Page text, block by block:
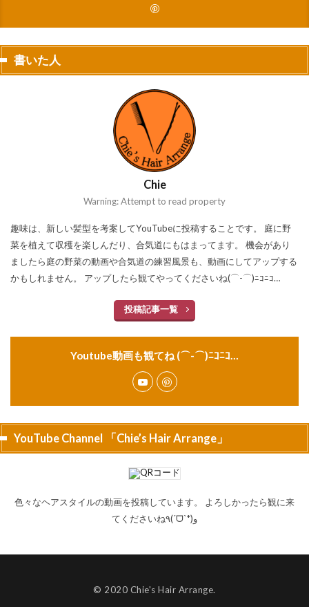
書いた人
Chie
Warning: Attempt to read property
趣味は、新しい髪型を考案してYouTubeに投稿することです。 庭に野
菜を植えて収穫を楽しんだり、合気道にもはまってます。 機会があり
ましたら庭の野菜の動画や合気道の練習風景も、動画にしてアップする
かもしれません。 アップしたら観てやってくださいね(⌒-⌒)ﾆｺﾆｺ…
投稿記事一覧
Youtube動画も観てね (⌒-⌒)ﾆｺﾆｺ…
YouTube Channel 「Chie’s Hair Arrange」
色々なヘアスタイルの動画を投稿しています。 よろしかったら観に来
てくださいね٩(ˊᗜˋ*)و
© 2020 Chie's Hair Arrange.